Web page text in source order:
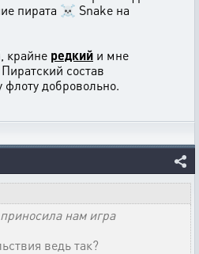
пирата ☠ Snake на
крайне редкий и мне
состав
добровольно.
нам игра
ведь так?